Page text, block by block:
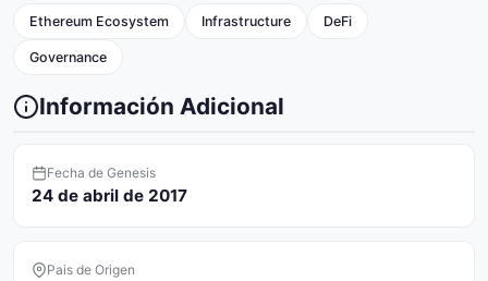
Ethereum Ecosystem Infrastructure DeFi
Governance
Información Adicional
Fecha de Genesis
24 de abril de 2017
Pais de Origen